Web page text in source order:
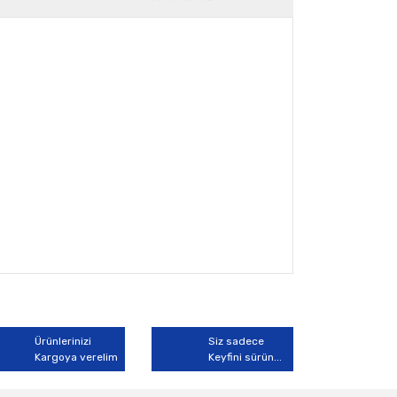
tarafımıza iletebilirsiniz.
Ürünlerinizi
Kargoya verelim
Siz sadece
Keyfini sürün...